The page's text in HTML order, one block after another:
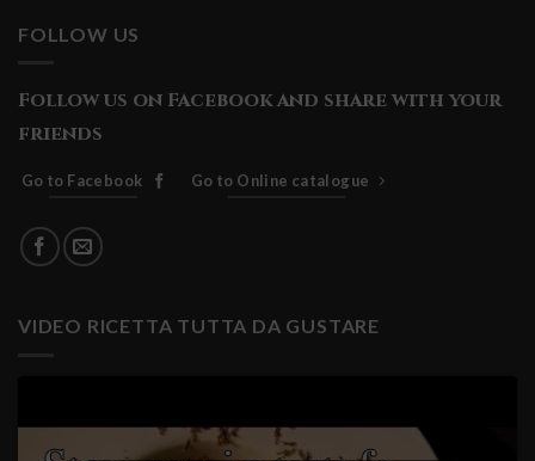
FOLLOW US
Follow us on Facebook and share with your
friends
Go to Facebook Go to Online catalogue
VIDEO RICETTA TUTTA DA GUSTARE